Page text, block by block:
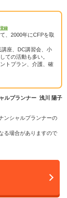
録
、2000年にCFPを取
座、DC講習会、小
ての活動も多い。
トプラン、介護、確
ルプランナー 浅川 陽子
ンシャルプランナーの
る場合がありますので